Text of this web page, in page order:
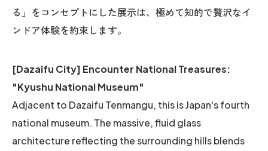
る」をコンセプトにした展示は、極めて知的で贅沢なイ
ンドア体験を約束します。
[Dazaifu City] Encounter National Treasures:
"Kyushu National Museum"
Adjacent to Dazaifu Tenmangu, this is Japan's fourth
national museum. The massive, fluid glass
architecture reflecting the surrounding hills blends